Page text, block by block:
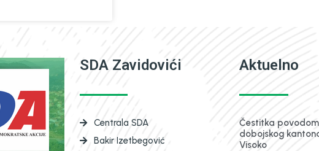
SDA Zavidovići
Centrala SDA
Bakir Izetbegović
Aktuelno
Čestitka
dobojskog
Visoko